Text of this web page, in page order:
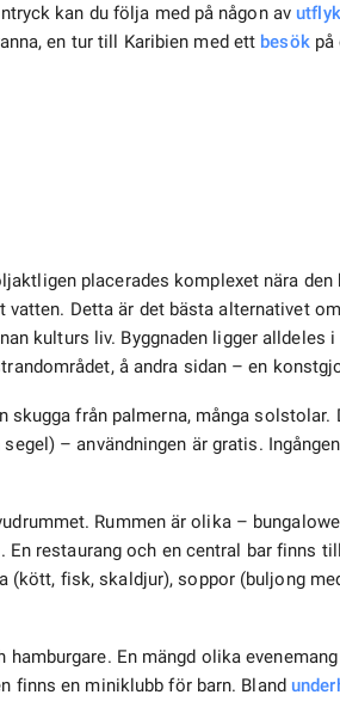
kan du följa med på någon av
en tur till Karibien med ett besökpå
placerades komplexet nära den
vatten. Detta är det bästa alternativet om
kulturs liv. Byggnaden ligger alldeles i
å andra sidan – en
skugga från palmerna, många solstolar.
– användningen är gratis.
Rummen är olika –
restaurang och en central bar finns
(kött, fisk, skaldjur), soppor (buljong
En mängd olika
finns en miniklubb för barn. Bland